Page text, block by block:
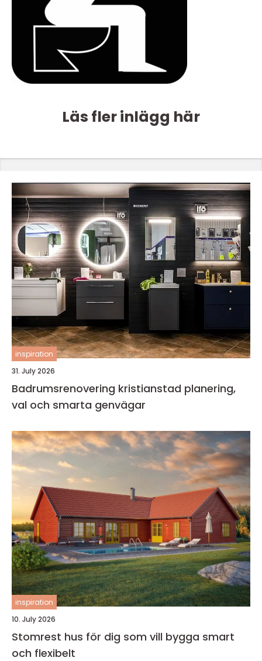
Läs fler inlägg här
inspiration
31. July 2026
Badrumsrenovering kristianstad planering,
val och smarta genvägar
inspiration
10. July 2026
Stomrest hus för dig som vill bygga smart
och flexibelt